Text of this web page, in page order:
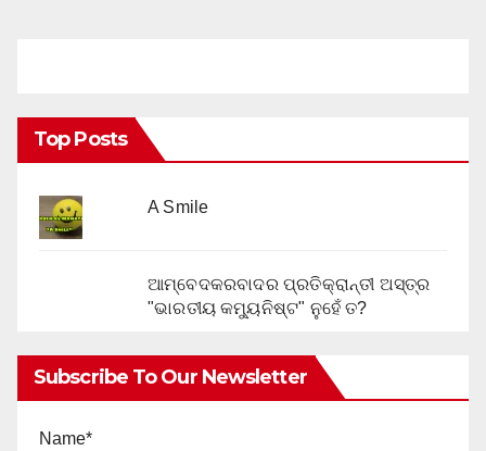
Top Posts
A Smile
ଆମ୍ବେଦକରବାଦର ପ୍ରତିକ୍ରାନ୍ତୀ ଅସ୍ତ୍ର
"ଭାରତୀୟ କମ୍ୟୁନିଷ୍ଟ" ନୁହେଁ ତ?
Subscribe To Our Newsletter
Name*